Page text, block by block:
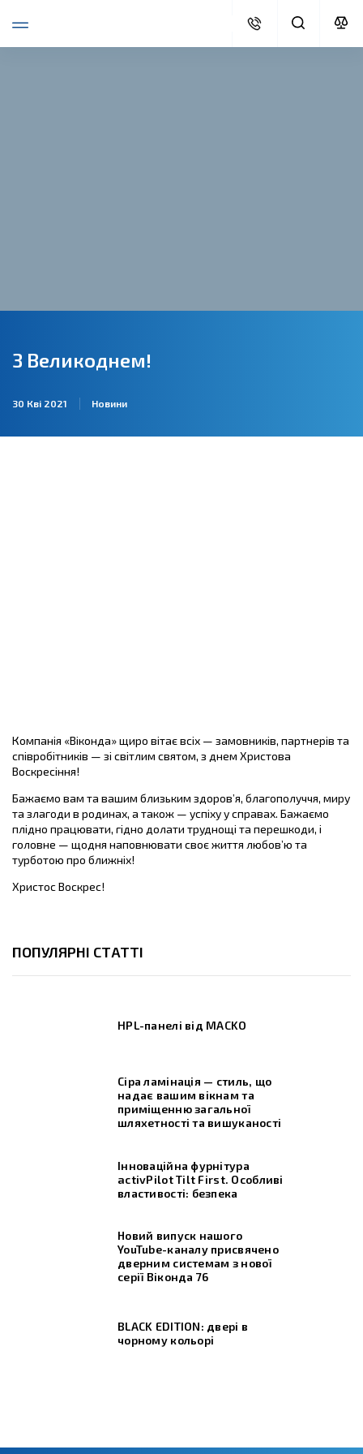
З Великоднем!
30 Кві 2021 Новини
Компанія «Віконда» щиро вітає всіх — замовників, партнерів та
співробітників — зі світлим святом, з днем Христова
Воскресіння!
Бажаємо вам та вашим близьким здоров’я, благополуччя, миру
та злагоди в родинах, а також — успіху у справах. Бажаємо
плідно працювати, гідно долати труднощі та перешкоди, і
головне — щодня наповнювати своє життя любов’ю та
турботою про ближніх!
Христос Воскрес!
ПОПУЛЯРНІ СТАТТІ
HPL-панелі від MACKO
Сіра ламінація — стиль, що
надає вашим вікнам та
приміщенню загальної
шляхетності та вишуканості
Інноваційна фурнітура
activPilot Tilt First. Особливі
властивості: безпека
Новий випуск нашого
YouTube-каналу присвячено
дверним системам з нової
серії Віконда 76
BLACK EDITION: двері в
чорному кольорі